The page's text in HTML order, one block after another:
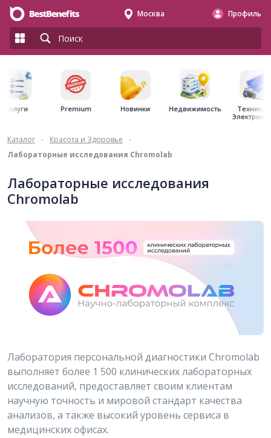
Москва Профиль
Услуги Premium Новинки Недвижимость
Техника
Каталог - Красота и Здоровье
-
Лабораторные исследования Chromolab
Лабораторные исследования
Chromolab
Лаборатория персональной диагностики Chromolab
выполняет более 1 500 клинических лабораторных
исследований, предоставляет своим клиентам
научную точность и мировой стандарт качества
анализов, а также высокий уровень сервиса в
медицинских офисах.